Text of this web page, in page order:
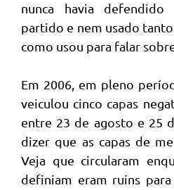
nunca havia
partido e nem usado
como usou para falar
Em 2006, em pleno
veiculou cinco capas
entre 23 de agosto e 25
dizer que as capas de
Veja que circularam
definiam eram ruins para